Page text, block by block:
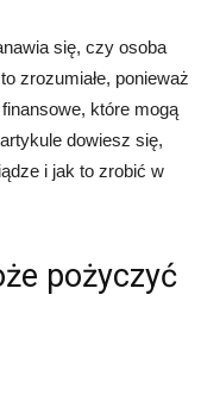
się, czy osoba
zrozumiałe, ponieważ
które mogą
dowiesz się,
i jak to zrobić w
pożyczyć